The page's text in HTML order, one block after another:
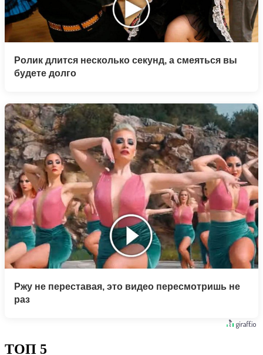
Ролик длится несколько секунд, а смеяться вы
будете долго
Ржу не переставая, это видео пересмотришь не
раз
ТОП 5